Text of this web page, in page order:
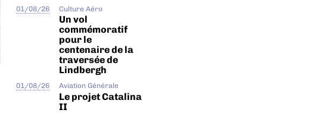
01/08/26 Culture Aéro
Un vol
commémoratif
pour le
centenaire de la
traversée de
Lindbergh
01/08/26 Aviation Générale
Le projet Catalina
II